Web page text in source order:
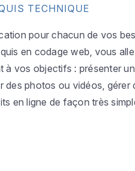
TECHNIQUE
pour chacun de vos
en codage web, vous
à vos objectifs : présenter
des photos ou vidéos, gérer
en ligne de façon très